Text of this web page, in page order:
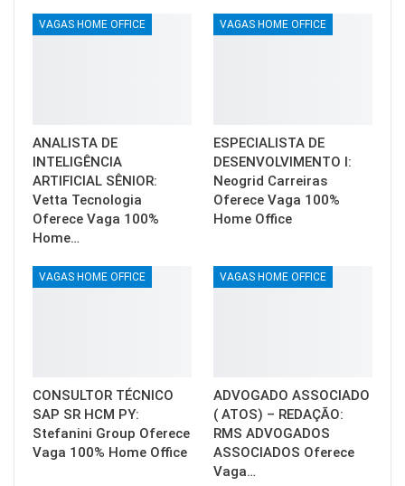
VAGAS HOME OFFICE
ANALISTA DE
INTELIGÊNCIA
ARTIFICIAL SÊNIOR:
Vetta Tecnologia
Oferece Vaga 100%
Home…
VAGAS HOME OFFICE
ESPECIALISTA DE
DESENVOLVIMENTO I:
Neogrid Carreiras
Oferece Vaga 100%
Home Office
VAGAS HOME OFFICE
CONSULTOR TÉCNICO
SAP SR HCM PY:
Stefanini Group Oferece
Vaga 100% Home Office
VAGAS HOME OFFICE
ADVOGADO ASSOCIADO
( ATOS) – REDAÇÃO:
RMS ADVOGADOS
ASSOCIADOS Oferece
Vaga…